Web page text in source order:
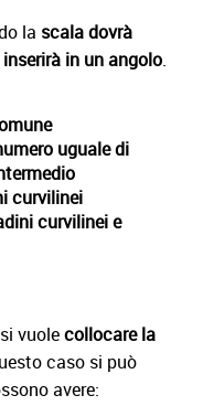
la scala dovrà
in un angolo.
uguale di
curvilinei
curvilinei e
vuolecollocare la
caso si può
avere: